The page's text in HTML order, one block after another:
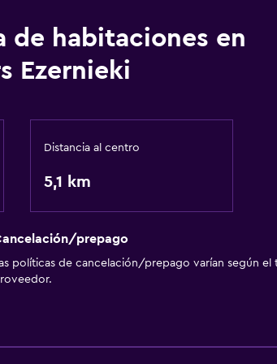
de habitaciones en
Ezernieki
Distancia al centro
5,1 km
prepago
políticas de cancelación/prepago varían según el